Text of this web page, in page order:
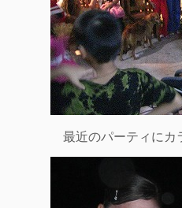
最近のパーティにカ